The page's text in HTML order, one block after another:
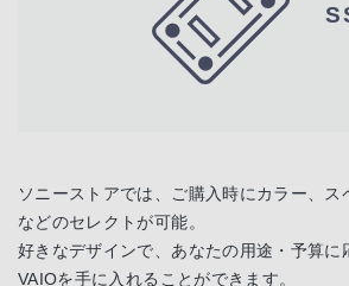
ソニーストアでは、ご購入時にカラー、ス
などのセレクトが可能。
好きなデザインで、あなたの用途・予算に
VAIOを手に入れることができます。